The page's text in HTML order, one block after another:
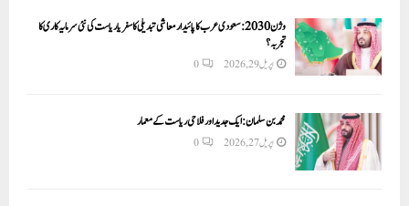
وژن 2030:سعودی عرب کا پائیدار معاشی تبدیلی کا سفر یا ریاست کی نئی سرمایہ کاری کا
تجربہ؟
اپریل 29, 2026 0
محمد بن سلمان: ایک جدید اور فلاحی ریاست کے معمار
اپریل 27, 2026 0